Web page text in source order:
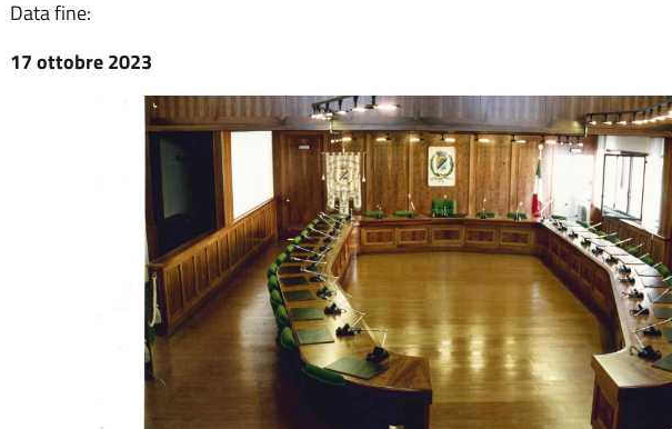
Data fine:
17 ottobre 2023